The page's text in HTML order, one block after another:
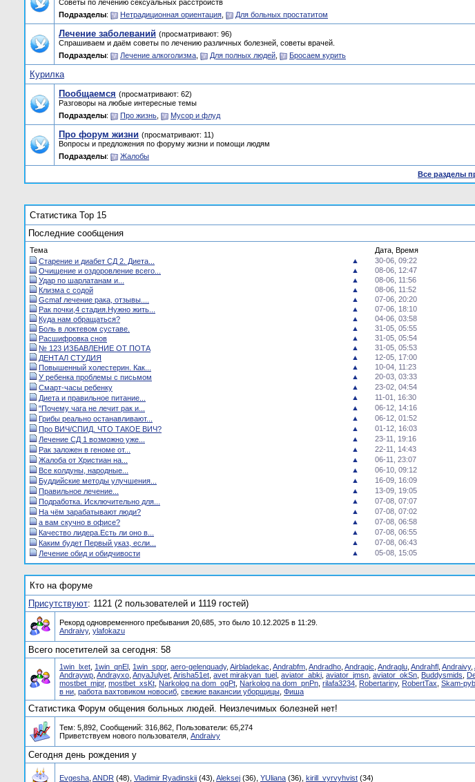
Советы по лечению сексуальных расстройств
Подразделы: Нетрадиционная ориентация Для больных простатитом
Лечение заболеваний (просматривают: 96)
Спрашиваем и даём советы по лечению различных болезней, советы врачей.
Подразделы: Лечение алкоголизма Для полных людей Бросаем курить
Курилка
Пообщаемся (просматривают: 62)
Разговоры на любые интересные темы
Подразделы: Про жизнь Мусор и флуд
Про форум жизни (просматривают: 11)
Вопросы и предложения по форуму жизни и помощи людям
Подразделы: Жалобы
Все разделы
Статистика Top 15
Последние сообщения
Тема Дата, Время
Старение и диабет СД 2. Диета...
▲ 30-06, 09:22
Очищение и оздоровление всего...
▲ 08-06, 12:47
Удар по шарлатанам и...
▲ 08-06, 11:56
Клизма с содой
▲ 08-06, 11:52
Gcmaf лечение рака, отзывы....
▲ 07-06, 20:20
Рак почки,4 стадия.Нужно жить...
▲ 07-06, 18:10
Куда нам обращаться?
▲ 04-06, 03:58
Боль в локтевом суставе.
▲ 31-05, 05:55
Расшифровка снов
▲ 31-05, 05:54
№ 123 ИЗБАВЛЕНИЕ ОТ ПОТА
▲ 31-05, 05:53
ДЕНТАЛ СТУДИЯ
▲ 12-05, 17:00
Повышенный холестерин. Как...
▲ 10-04, 11:23
У ребенка проблемы с письмом
▲ 20-03, 03:33
Смарт-часы ребенку
▲ 23-02, 04:54
Диета и правильное питание...
▲ 11-01, 16:30
"Почему чага не лечит рак и...
▲ 06-12, 14:16
Грибы реально останавливают...
▲ 06-12, 01:52
Про ВИЧ/СПИД. ЧТО ТАКОЕ ВИЧ?
▲ 01-12, 16:03
Лечение СД 1 возможно уже...
▲ 23-11, 19:16
Рак заложен в геноме от...
▲ 22-11, 14:43
Жалоба от Христиан на...
▲ 06-11, 23:07
Все колдуны, народные...
▲ 06-10, 09:12
Буддийские методы улучшения...
▲ 16-09, 16:09
Правильное лечение...
▲ 13-09, 19:05
Подработка. Исключительно для...
▲ 07-08, 07:07
На чём зарабатывают люди?
▲ 07-08, 07:02
а вам скучно в офисе?
▲ 07-08, 06:58
Качество лидера.Есть ли оно в...
▲ 07-08, 06:55
Каким будет Первый указ, если...
▲ 07-08, 06:43
Лечение обид и обидчивости
▲ 05-08, 15:05
Кто на форуме
Присутствуют: 1121 (2 пользователей и 1119 гостей)
Рекорд одновременного пребывания 20,685, это было 10.12.2025 в 11:29.
Andraivy, ylafokazu
Всего посетителей за сегодня: 58
1win_lxet 1win_qnEl 1win_sppr, aero-gelenquady, Airbladekac Andrabfm Andradho Andragic Andraglu Andrahfl Andraivy,
Andraywp Andrayxo AnyaJulyet Arisha51et avet mirakyan_tuel aviator_abki aviator_jmsn aviator_okSn Buddysmids
mostbet_mjpr, mostbet_xsKt Narkolog na dom_ogPt Narkolog na dom_pnPn rilafa3234 Robertariny, RobertTax Skam-
в ни работа вахтовиком новосиб свежие вакансии уборщицы Фиша
Статистика Форум общения больных людей. Неизлечимых болезней нет!
Тем: 5,892, Сообщений: 316,862, Пользователи: 65,274
Приветствуем нового пользователя, Andraivy
Сегодня день рождения у
Evgesha ANDR (48), Vladimir Ryadinskij (43), Aleksej (36), YUliana (36), kirill_vyrvyhvist (34)